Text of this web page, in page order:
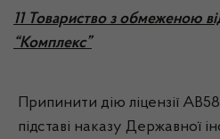
11 Товариство з обмеженою
“Комплекс”
Припинити дію ліцензії
підставі наказу Державної